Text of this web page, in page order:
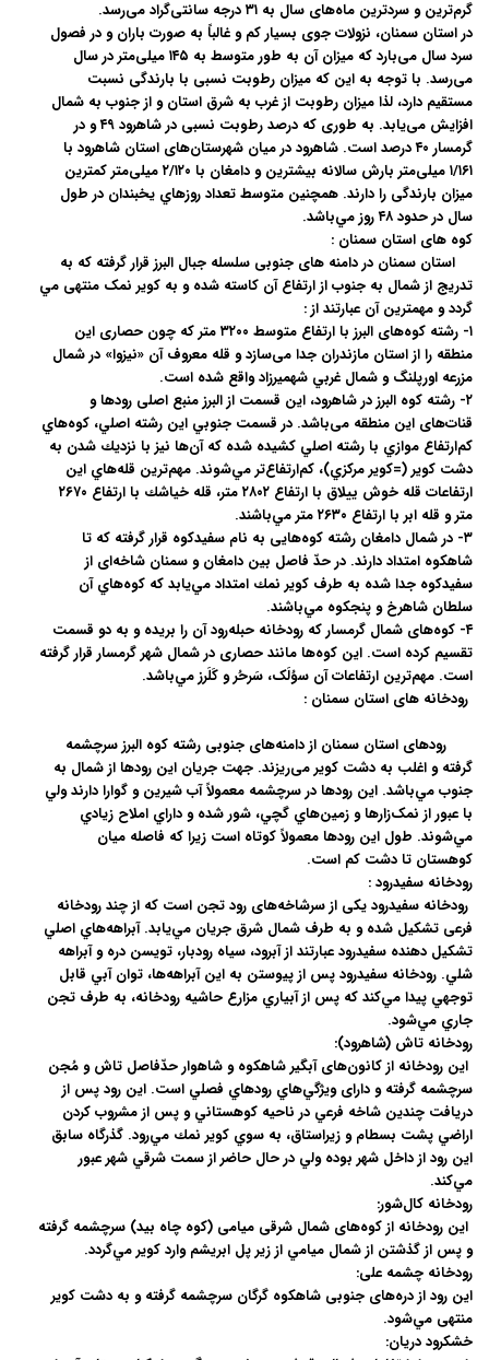
گرم‌ترين و سردترين ماه‌هاى سال به ۳۱ درجه سانتى‌گراد مى‌رسد.
در استان سمنان، نزولات جوى بسیار کم و غالباً به صورت باران و در فصول
سرد سال می‌بارد که میزان آن به طور متوسط به ۱۴۵ میلى‌‌متر در سال
مى‌رسد. با توجه به این که ميزان رطوبت نسبى با بارندگى نسبت
مستقيم دارد، لذا ميزان رطوبت از غرب به شرق استان و از جنوب به شمال
افزايش مى‌يابد. به طورى که درصد رطوبت نسبى در شاهرود ۴۹ و در
گرمسار ۴۰ درصد است. شاهرود در ميان شهرستان‌هاى استان شاهرود با
۱/۱۶۱ ميلى‌‌متر بارش سالانه بيشترين و دامغان با ۲/۱۲۰ ميلى‌متر کمترين
ميزان بارندگى را دارند. همچنين متوسط تعداد روزهاي يخبندان در طول
سال در حدود ۴۸ روز مي‌باشد.
کوه های استان سمنان :
استان سمنان در دامنه های جنوبی سلسله جبال البرز قرار گرفته که به
تدریج از شمال به جنوب از ارتفاع آن کاسته شده و به کویر نمک منتهی مي
گردد و مهمترين آن عبارتند از :
۱- رشته کوه‌های البرز با ارتفاع متوسط ۳۲۰۰ متر که چون حصاری این
منطقه را از استان مازندران جدا می‌‌سازد و قله معروف آن «نیزوا» در شمال
مزرعه اورپلنگ و شمال غربي شهميرزاد واقع شده است.
۲- رشته کوه البرز در شاهرود، این قسمت از البرز منبع اصلی رودها و
قنات‌های این منطقه می‌باشد. در قسمت جنوبي اين رشته اصلي، کوه‌هاي
کم‌ارتفاع موازي با رشته اصلي کشيده شده که آن‌ها نيز با نزديك شدن به
دشت كوير (=كوير مركزي)، كم‌ارتفاع‌تر مي‌شوند. مهم‌ترين قله‌هاي اين
ارتفاعات قله خوش ‌ييلاق با ارتفاع ۲۸۰۲ متر، قله خياشك با ارتفاع ۲۶۷۰
متر و قله ابر با ارتفاع ۲۶۳۰ متر مي‌باشند.
۳- در شمال دامغان رشته کوه‌هایی به نام سفیدکوه قرار گرفته که تا
شاهکوه امتداد دارند. در حدّ فاصل بین دامغان و سمنان شاخه‌ای از
سفيدکوه جدا شده به طرف كوير نمك امتداد مي‌يابد كه كوه‌هاي آن
سلطان شاهرخ و پنجكوه مي‌باشند.
۴- کوه‌های شمال گرمسار که رودخانه حبله‌رود آن را بریده و به دو قسمت
تقسیم کرده است. این کوه‌ها مانند حصاری در شمال شهر گرمسار قرار گرفته
است. مهم‌ترين ارتفاعات آن سوُلَک، سَرحُر و كَلَرز مي‌باشد.
رودخانه های استان سمنان :
رودهای استان سمنان از دامنه‌های جنوبی رشته کوه البرز سرچشمه
گرفته و اغلب به دشت کویر می‌ريزند. جهت جريان اين رودها از شمال به
جنوب مي‌باشد. اين رودها در سرچشمه معمولاً آب شيرين و گوارا دارند ولي
با عبور از نمک‌زارها و زمين‌هاي گچي، شور شده و داراي املاح زيادي
مي‌شوند. طول اين رودها معمولاً کوتاه است زيرا که فاصله ميان
كوهستان تا دشت كم است.
رودخانه سفیدرود :
رودخانه سفیدرود یکی از سرشاخه‌های رود تجن است که از چند رودخانه
فرعی تشکيل شده و به طرف شمال شرق جريان مي‌يابد. آبراهه‌هاي اصلي
تشکيل دهنده سفيدرود عبارتند از آبرود، سياه رودبار، تويسن دره و آبراهه
شلي. رودخانه سفيدرود پس از پيوستن به اين آبراهه‌ها، توان آبي قابل
توجهي پيدا مي‌کند كه پس از آبياري مزارع حاشيه رودخانه، به طرف تجن
جاري مي‌شود.
رودخانه تاش (شاهرود):
این رودخانه از کانون‌های آبگیر شاهکوه و شاهوار حدّفاصل تاش و مُجن
سرچشمه گرفته و دارای ویژگي‌هاي رودهاي فصلي است. اين رود پس از
دريافت چندين شاخه فرعي در ناحيه کوهستاني و پس از مشروب کردن
اراضي پشت بسطام و زيراستاق، به سوي کوير نمك مي‌رود. گذرگاه سابق
اين رود از داخل شهر بوده ولي در حال حاضر از سمت شرقي شهر عبور
مي‌كند.
رودخانه کال‌شور:
این رودخانه از کوه‌های شمال شرقی میامی (کوه چاه بيد) سرچشمه گرفته
و پس از گذشتن از شمال ميامي از زير پل ابريشم وارد کوير مي‌گردد.
رودخانه چشمه علی:
این رود از دره‌های جنوبی شاهکوه گرگان سرچشمه گرفته و به دشت کویر
منتهی مي‌شود.
خشکرود دریان: